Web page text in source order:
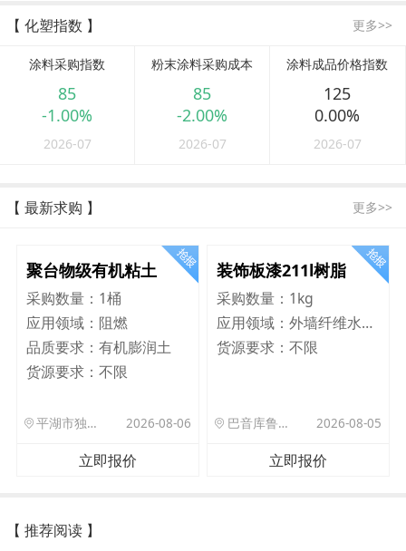
【 化塑指数 】 更多>>
涂料采购指数
85
-1.00%
2026-07
粉末涂料采购成本
85
-2.00%
2026-07
涂料成品价格指数
125
0.00%
2026-07
【 最新求购 】 更多>>
聚台物级有机粘土
采购数量： 1桶
应用领域： 阻燃
品质要求： 有机膨润土
货源要求： 不限
平湖市独山港镇集港路 589 号 2026-08-06
立即报价
装饰板漆211l树脂
采购数量： 1kg
应用领域：
外墙纤维水泥板
货源要求：不限
巴音库鲁提镇,托帕口岸六号库房 2026-08-05
立即报价
【 推荐阅读 】